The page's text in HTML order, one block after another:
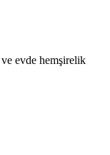
ve evde hemşirelik